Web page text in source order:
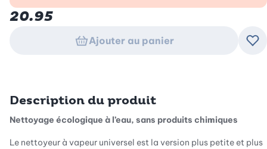
20.95
Ajouter au panier
Description du produit
Nettoyage écologique à l’eau, sans produits chimiques
Le nettoyeur à vapeur universel est la version plus petite et plus